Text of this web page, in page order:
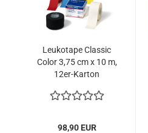
Leukotape Classic
Color 3,75 cm x 10 m,
12er-Karton
98,90 EUR